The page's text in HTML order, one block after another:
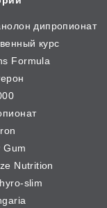
дипропионат
курс
Formula
Gum
Nutrition
slim